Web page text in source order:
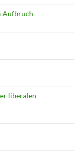
Aufbruch
liberalen